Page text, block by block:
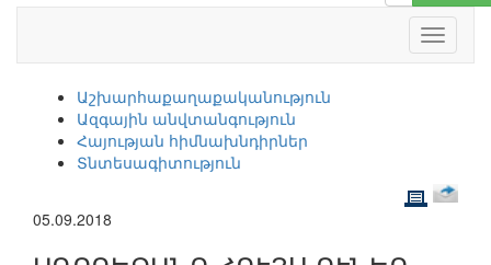
Աշխարհաքաղաքականություն
Ազգային անվտանգություն
Հայության հիմնախնդիրներ
Տնտեսագիտություն
05.09.2018